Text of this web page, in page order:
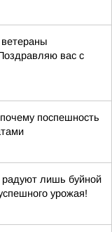
вас с
поспешность
лишь буйной
урожая!